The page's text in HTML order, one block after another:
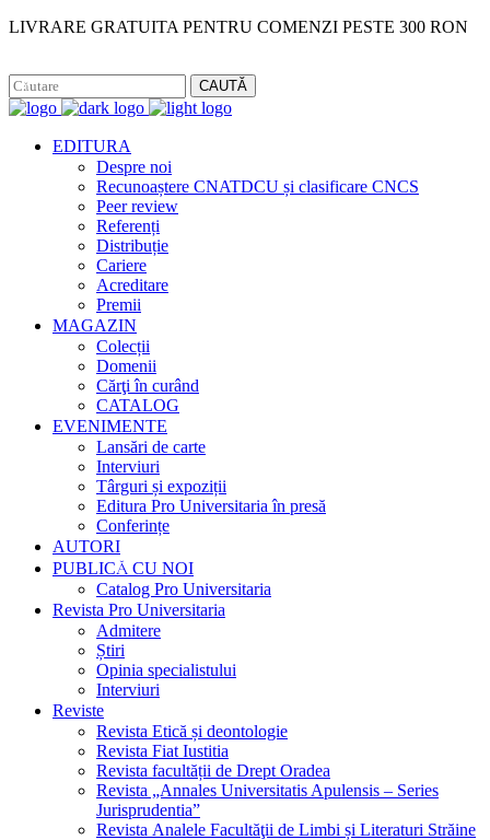
LIVRARE GRATUITA PENTRU COMENZI PESTE 300 RON
CAUTĂ
EDITURA
Despre noi
Recunoaștere CNATDCU și clasificare CNCS
Peer review
Referenți
Distribuție
Cariere
Acreditare
Premii
MAGAZIN
Colecții
Domenii
Cărţi în curând
CATALOG
EVENIMENTE
Lansări de carte
Interviuri
Târguri și expoziții
Editura Pro Universitaria în presă
Conferințe
AUTORI
PUBLICĂ CU NOI
Catalog Pro Universitaria
Revista Pro Universitaria
Admitere
Știri
Opinia specialistului
Interviuri
Reviste
Revista Etică și deontologie
Revista Fiat Iustitia
Revista facultății de Drept Oradea
Revista „Annales Universitatis Apulensis – Series
Jurisprudentia”
Revista Analele Facultăţii de Limbi și Literaturi Străine